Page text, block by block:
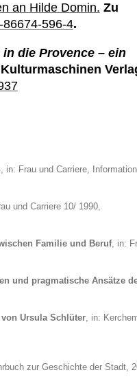
an Hilde Domin. Zu
596-4.
die Provence – ein
, in: Frau und Carriere,
und Carriere 10/ 1990,
Familie und Beruf, in:
und pragmatische Ansätze
Ursula Schlüter, in:
zur Geschichte der Stadt,